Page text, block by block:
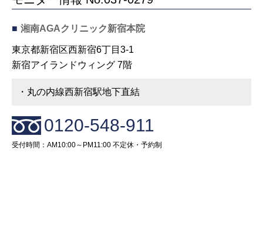
■ 湘南AGAクリニック新宿本院
東京都新宿区西新宿6丁目3-1
新宿アイランドウィング 7階
・丸の内線西新宿駅地下直結
0120-548-911
受付時間：AM10:00～PM11:00 不定休・予約制